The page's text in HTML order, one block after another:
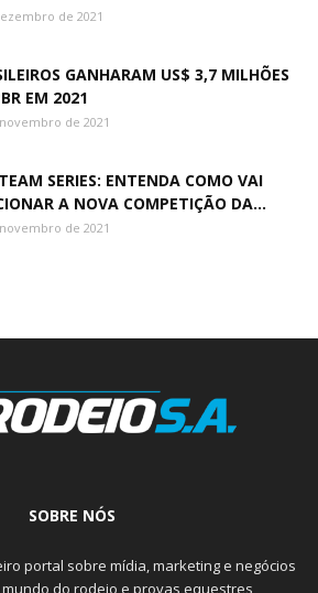
de 2021
GANHARAM US$ 3,7 MILHÕES
EM 2021
de 2021
SERIES: ENTENDA COMO VAI
A NOVA COMPETIÇÃO DA...
de 2021
SOBRE NÓS
portal sobre mídia, marketing e negócios
do rodeio e provas equestres